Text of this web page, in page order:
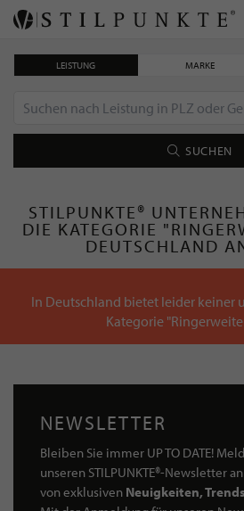
LEISTUNG MARKE
SUCHEN
STILPUNKTE®
DIE KATEGORIE
DEUTSCHLAND
In Deutschland bietet leider keiner
Kategorie
NEWSLETTER
Bleiben Sie immer UP TO DATE!
unseren STILPUNKTE®-Newsletter
von exklusiven Neuigkeiten, Trends